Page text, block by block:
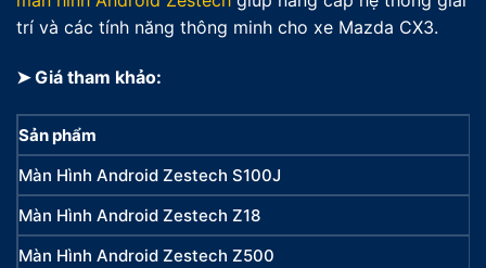
trí và các tính năng thông minh cho xe Mazda CX3.
➤ Giá tham khảo:
Sản phẩm
Màn Hình Android Zestech S100J
Màn Hình Android Zestech Z18
Màn Hình Android Zestech Z500